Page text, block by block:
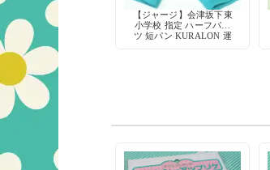
【ジャージ】会津坂下東
小学校 指定 ハーフパン
ツ 短パン KURALON 運